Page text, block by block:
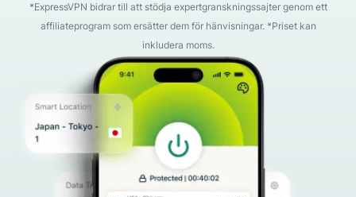
*ExpressVPN bidrar till att stödja expertgranskningssajter genom ett
affiliateprogram som ersätter dem för hänvisningar. *Priset kan
inkludera moms.